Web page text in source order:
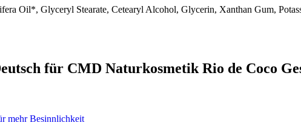
Oil*, Glyceryl Stearate, Cetearyl Alcohol, Glycerin, Xanthan Gum,
für CMD Naturkosmetik Rio de Coco
mehr Besinnlichkeit